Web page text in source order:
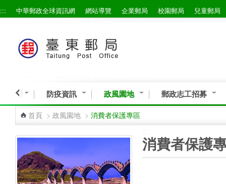
跳到主要內容區塊
::: 中華郵政全球資訊網 網站導覽 企業郵局 校園郵局 兒童郵局
專區 防疫資訊 政風園地 郵政志工招募
首頁 > 政風園地 > 消費者保護專區
消費者保護